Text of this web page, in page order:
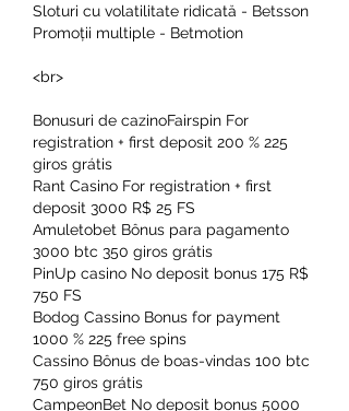
Sloturi cu volatilitate ridicată - Betsson
Promoții multiple - Betmotion
<br>
Bonusuri de cazinoFairspin For
registration + first deposit 200 % 225
giros grátis
Rant Casino For registration + first
deposit 3000 R$ 25 FS
Amuletobet Bônus para pagamento
3000 btc 350 giros grátis
PinUp casino No deposit bonus 175 R$
750 FS
Bodog Cassino Bonus for payment
1000 % 225 free spins
Cassino Bônus de boas-vindas 100 btc
750 giros grátis
CampeonBet No deposit bonus 5000